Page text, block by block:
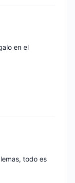
en el
todo es